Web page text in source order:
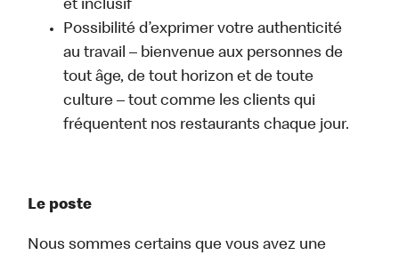
et inclusif
Possibilité d’exprimer votre authenticité
au travail – bienvenue aux personnes de
tout âge, de tout horizon et de toute
culture – tout comme les clients qui
fréquentent nos restaurants chaque jour.
Le poste
Nous sommes certains que vous avez une